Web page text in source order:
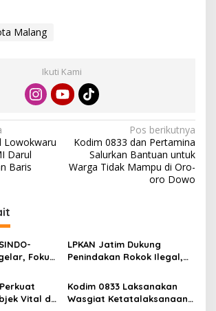
Malang
Ikuti Kami
Lowokwaru
Darul
Baris
Pos berikutnya
Kodim 0833 dan Pertamina
Salurkan Bantuan untuk
Warga Tidak Mampu di Oro-
oro Dowo
Fokus
LPKAN Jatim Dukung
Penindakan Rokok Ilegal,
Jangan Korbankan Petani
Vital di
Kodim 0833 Laksanakan
Wasgiat Ketatalaksanaan